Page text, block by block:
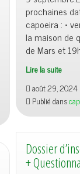
prochaines
capoeira : •
la maison de
de Mars et
Lire la suite
août 29, 2024
Publié dans
Dossier
+